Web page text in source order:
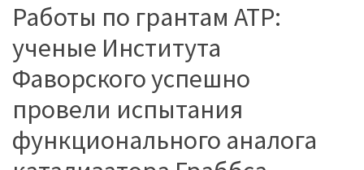
Работы по грантам АТР:
ученые Института
Фаворского успешно
провели испытания
функционального аналога